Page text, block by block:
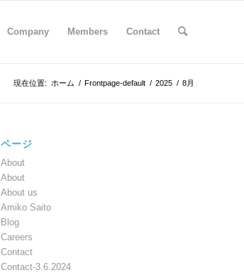
Company Members Contact
現在位置: ホーム / Frontpage-default / 2025 / 8月
ページ
About
About
About us
Amiko Saito
Blog
Careers
Contact
Contact-3.6.2024